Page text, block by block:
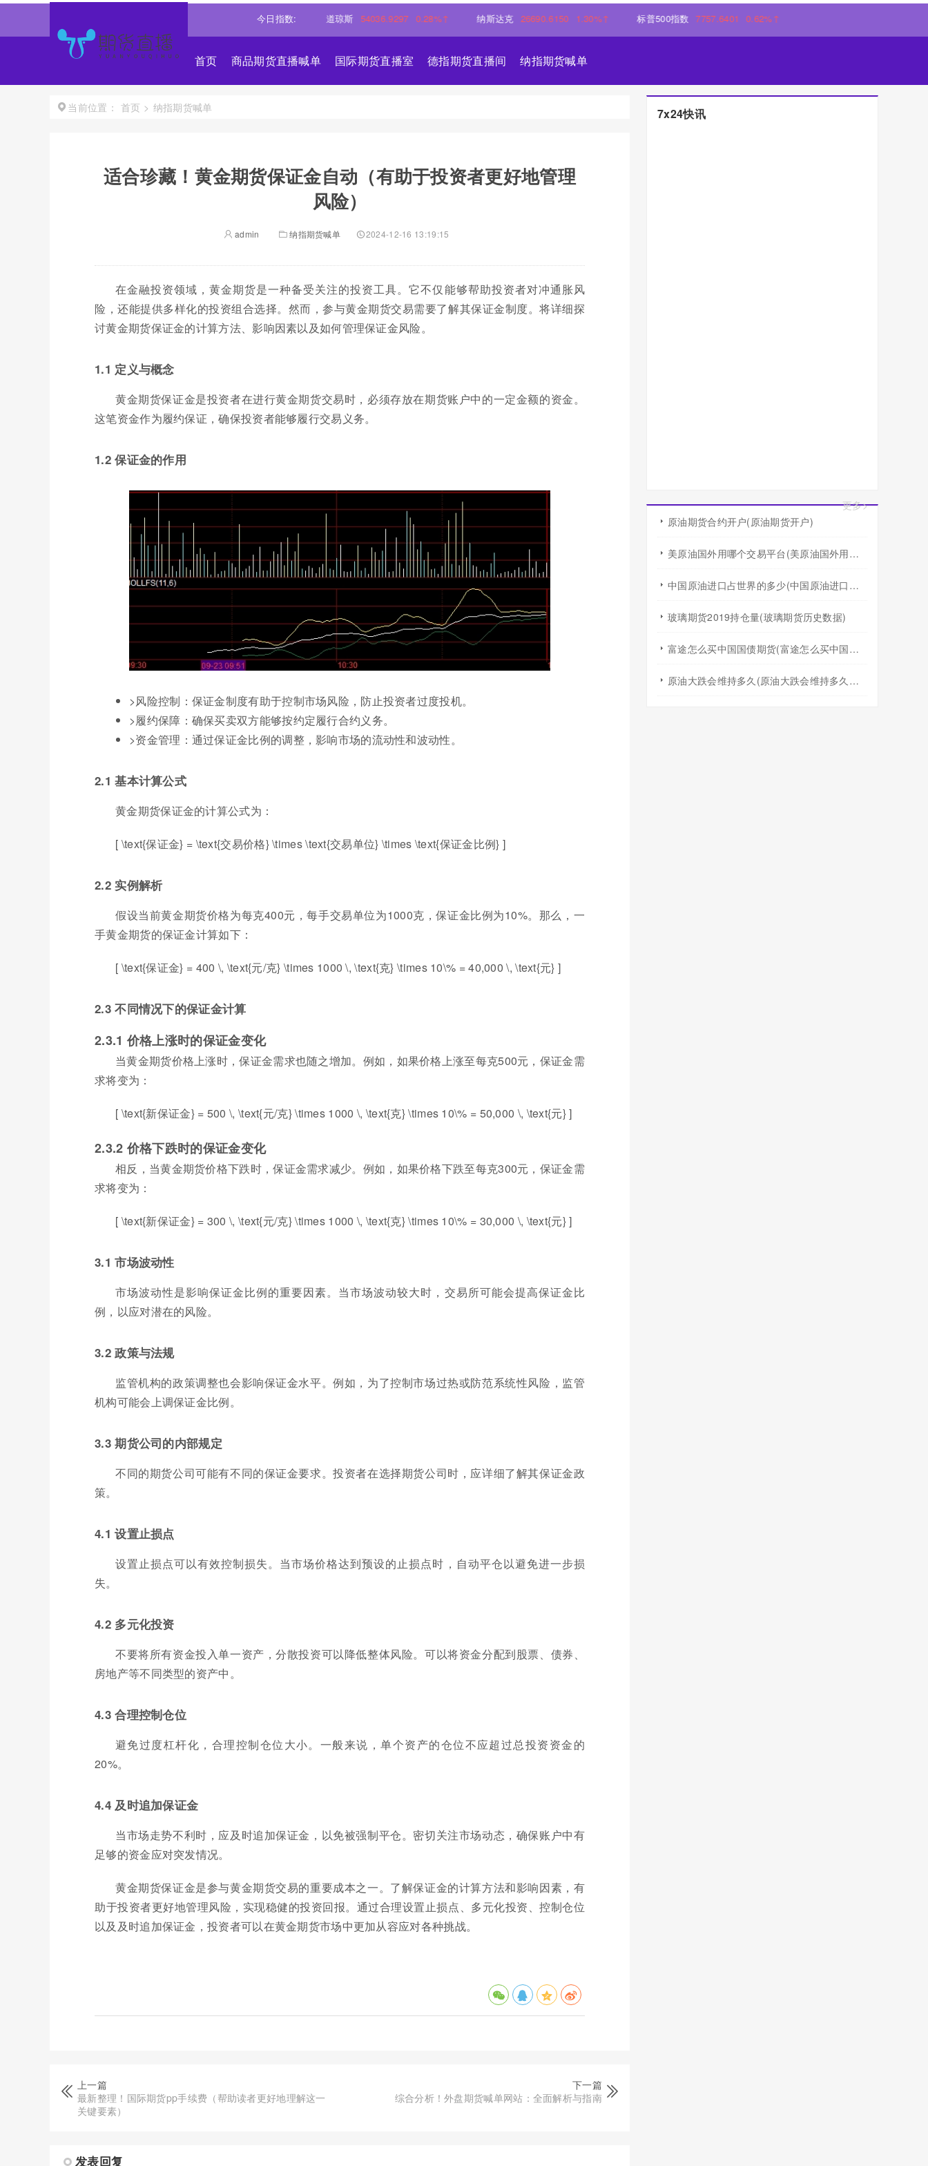
今日指数:
0.540%↑ 道琼斯 54036.9297 0.28%↑ 纳斯达克 26690.6150 1.30%↑ 标普500指数 7757.6401 0.62%↑
首页 商品期货直播喊单 国际期货直播室 德指期货直播间 纳指期货喊单
当前位置： 首页 > 纳指期货喊单
适合珍藏！黄金期货保证金自动（有助于投资者更好地管理
风险）
admin 纳指期货喊单 2024-12-16 13:19:15
在金融投资领域，黄金期货是一种备受关注的投资工具。它不仅能够帮助投资者对冲通胀风
险，还能提供多样化的投资组合选择。然而，参与黄金期货交易需要了解其保证金制度。将详细探
讨黄金期货保证金的计算方法、影响因素以及如何管理保证金风险。
1.1 定义与概念
黄金期货保证金是投资者在进行黄金期货交易时，必须存放在期货账户中的一定金额的资金。
这笔资金作为履约保证，确保投资者能够履行交易义务。
1.2 保证金的作用
>风险控制：保证金制度有助于控制市场风险，防止投资者过度投机。
>履约保障：确保买卖双方能够按约定履行合约义务。
>资金管理：通过保证金比例的调整，影响市场的流动性和波动性。
2.1 基本计算公式
黄金期货保证金的计算公式为：
[ \text{保证金} = \text{交易价格} \times \text{交易单位} \times \text{保证金比例} ]
2.2 实例解析
假设当前黄金期货价格为每克400元，每手交易单位为1000克，保证金比例为10%。那么，一
手黄金期货的保证金计算如下：
[ \text{保证金} = 400 \, \text{元/克} \times 1000 \, \text{克} \times 10\% = 40,000 \, \text{元} ]
2.3 不同情况下的保证金计算
2.3.1 价格上涨时的保证金变化
当黄金期货价格上涨时，保证金需求也随之增加。例如，如果价格上涨至每克500元，保证金需
求将变为：
[ \text{新保证金} = 500 \, \text{元/克} \times 1000 \, \text{克} \times 10\% = 50,000 \, \text{元} ]
2.3.2 价格下跌时的保证金变化
相反，当黄金期货价格下跌时，保证金需求减少。例如，如果价格下跌至每克300元，保证金需
求将变为：
[ \text{新保证金} = 300 \, \text{元/克} \times 1000 \, \text{克} \times 10\% = 30,000 \, \text{元} ]
3.1 市场波动性
市场波动性是影响保证金比例的重要因素。当市场波动较大时，交易所可能会提高保证金比
例，以应对潜在的风险。
3.2 政策与法规
监管机构的政策调整也会影响保证金水平。例如，为了控制市场过热或防范系统性风险，监管
机构可能会上调保证金比例。
3.3 期货公司的内部规定
不同的期货公司可能有不同的保证金要求。投资者在选择期货公司时，应详细了解其保证金政
策。
4.1 设置止损点
设置止损点可以有效控制损失。当市场价格达到预设的止损点时，自动平仓以避免进一步损
失。
4.2 多元化投资
不要将所有资金投入单一资产，分散投资可以降低整体风险。可以将资金分配到股票、债券、
房地产等不同类型的资产中。
4.3 合理控制仓位
避免过度杠杆化，合理控制仓位大小。一般来说，单个资产的仓位不应超过总投资资金的
20%。
4.4 及时追加保证金
当市场走势不利时，应及时追加保证金，以免被强制平仓。密切关注市场动态，确保账户中有
足够的资金应对突发情况。
黄金期货保证金是参与黄金期货交易的重要成本之一。了解保证金的计算方法和影响因素，有
助于投资者更好地管理风险，实现稳健的投资回报。通过合理设置止损点、多元化投资、控制仓位
以及及时追加保证金，投资者可以在黄金期货市场中更加从容应对各种挑战。
上一篇
最新整理！国际期货pp手续费（帮助读者更好地理解这一
关键要素）
下一篇
综合分析！外盘期货喊单网站：全面解析与指南
发表回复
7x24快讯
更多>
原油期货合约开户(原油期货开户)
美原油国外用哪个交易平台(美原油国外用哪个交易平台好)
中国原油进口占世界的多少(中国原油进口占世界的多少比例)
玻璃期货2019持仓量(玻璃期货历史数据)
富途怎么买中国国债期货(富途怎么买中国国债期货交易)
原油大跌会维持多久(原油大跌会维持多久的价值)